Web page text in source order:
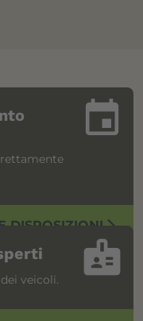
insert_invitation
DISPOSIZIONIarrow_forward_ios
badge
veicoli.